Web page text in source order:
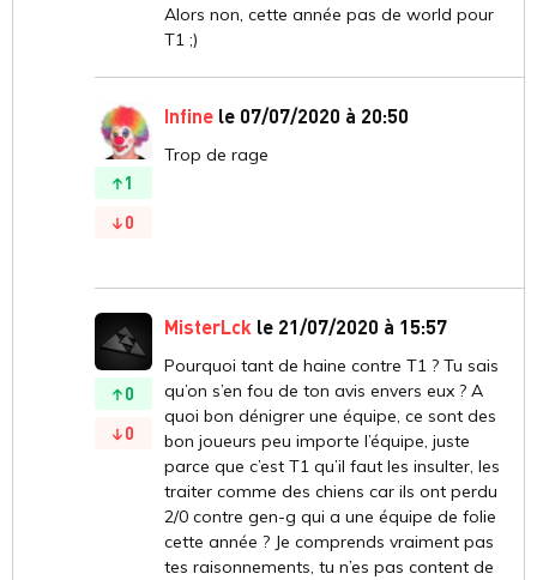
Alors non, cette année pas de world pour
T1 ;)
1
0
Infine le 07/07/2020 à 20:50
Trop de rage
0
0
MisterLck le 21/07/2020 à 15:57
Pourquoi tant de haine contre T1 ? Tu sais
qu’on s’en fou de ton avis envers eux ? A
quoi bon dénigrer une équipe, ce sont des
bon joueurs peu importe l’équipe, juste
parce que c’est T1 qu’il faut les insulter, les
traiter comme des chiens car ils ont perdu
2/0 contre gen-g qui a une équipe de folie
cette année ? Je comprends vraiment pas
tes raisonnements, tu n’es pas content de